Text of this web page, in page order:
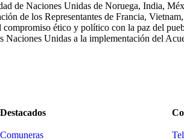
de Naciones Unidas de Noruega, India,
de los Representantes de Francia,
ético y político con la paz del
Unidas a la implementación del
Destacados
Comuneras